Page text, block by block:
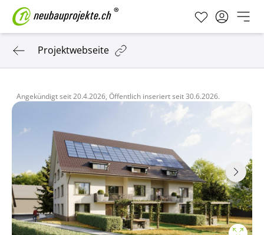
Projektwebseite
Angekündigt seit20.4.2026, Öffentlich inseriert seit30.6.2026.